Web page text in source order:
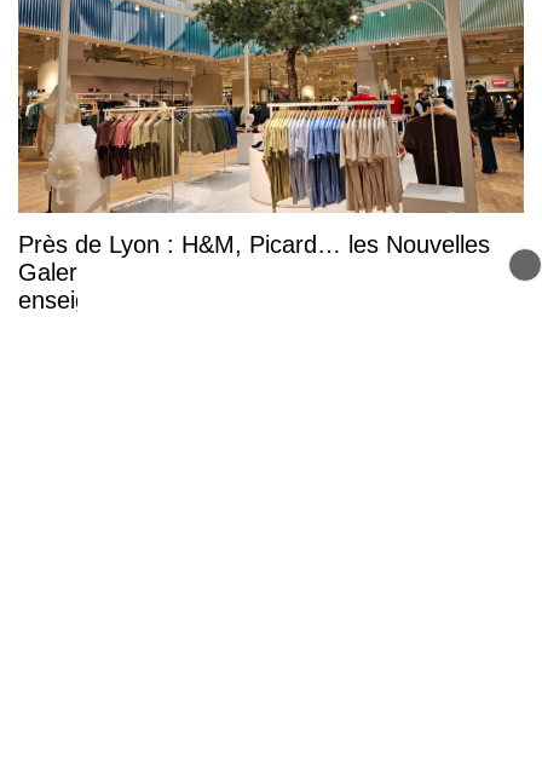
Près de Lyon : H&M, Picard… les Nouvelles
Galeries de Bron dévoilent de nouvelles
enseignes